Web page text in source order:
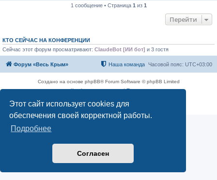
Этот сайт использует cookies для
обеспечения своей корректной работы.
Подробнее
Согласен
1 сообщение • Страница 1 из 1
Перейти
КТО СЕЙЧАС НА КОНФЕРЕНЦИИ
Сейчас этот форум просматривают: ClaudeBot [ИИ бот] и 3 гостя
Форум «Весь Крым» Часовой пояс: UTC+03:00
Наша команда
Создано на основе phpBB® Forum Software © phpBB Limited
Конфиденциальность|Правила